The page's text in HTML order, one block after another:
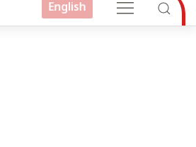
English